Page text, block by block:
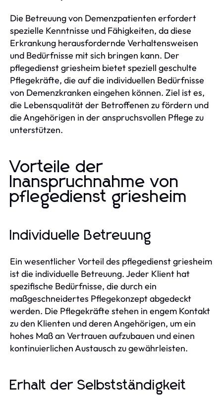
Die Betreuung von Demenzpatienten erfordert
spezielle Kenntnisse und Fähigkeiten, da diese
Erkrankung herausfordernde Verhaltensweisen
und Bedürfnisse mit sich bringen kann. Der
pflegedienst griesheim bietet speziell geschulte
Pflegekräfte, die auf die individuellen Bedürfnisse
von Demenzkranken eingehen können. Ziel ist es,
die Lebensqualität der Betroffenen zu fördern und
die Angehörigen in der anspruchsvollen Pflege zu
unterstützen.
Vorteile der
Inanspruchnahme von
pflegedienst griesheim
Individuelle Betreuung
Ein wesentlicher Vorteil des pflegedienst griesheim
ist die individuelle Betreuung. Jeder Klient hat
spezifische Bedürfnisse, die durch ein
maßgeschneidertes Pflegekonzept abgedeckt
werden. Die Pflegekräfte stehen in engem Kontakt
zu den Klienten und deren Angehörigen, um ein
hohes Maß an Vertrauen aufzubauen und einen
kontinuierlichen Austausch zu gewährleisten.
Erhalt der Selbstständigkeit